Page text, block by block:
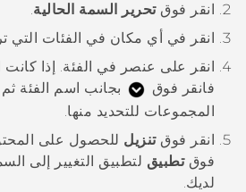
انقر فوقتحرير السمة الحالية.
انقر في أي مكان في الفئات التي
انقر على عنصر في الفئة.
إذا
فانقر فوق
بجانب اسم الفئة
المجموعات للتحديد منها.
انقر فوقتنزيل للحصول على
فوقتطبيق لتطبيق التغيير إلى
لديك.